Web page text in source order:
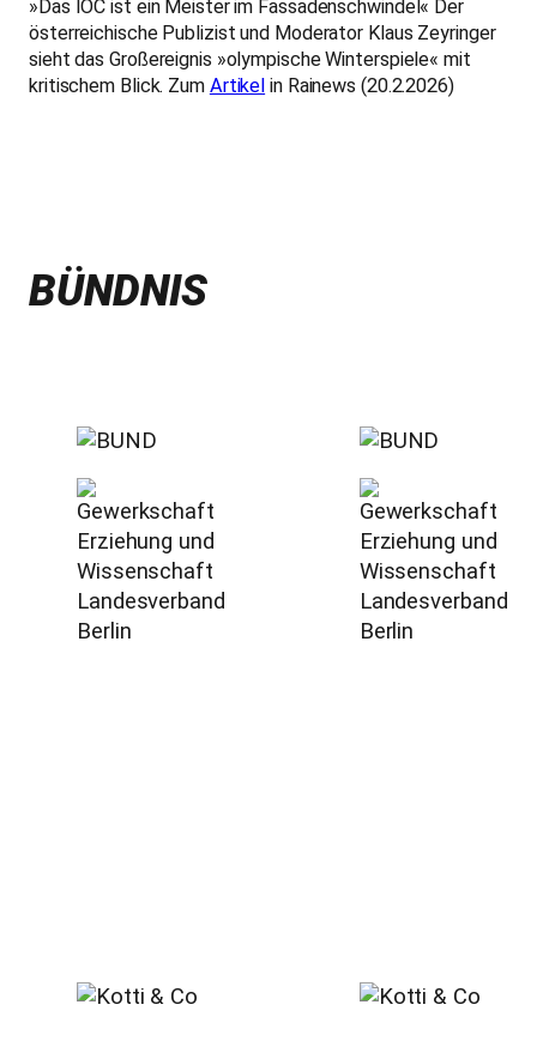
»Das IOC ist ein Meister im Fassadenschwindel« Der
österreichische Publizist und Moderator Klaus Zeyringer
sieht das Großereignis »olympische Winterspiele« mit
kritischem Blick. Zum Artikel in Rainews (20.2.2026)
BÜNDNIS